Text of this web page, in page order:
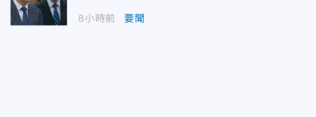
8小時前 要聞